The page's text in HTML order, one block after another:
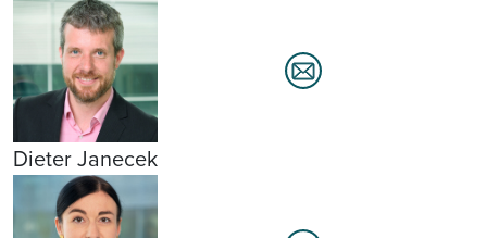
Dieter Janecek